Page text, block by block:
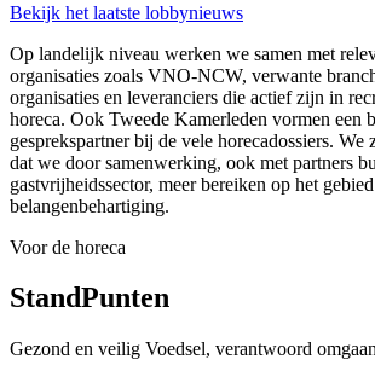
Bekijk het laatste lobbynieuws
Op landelijk niveau werken we samen met
organisaties zoals VNO-NCW, verwante
organisaties en leveranciers die actief zijn in
horeca. Ook Tweede Kamerleden vormen een
gesprekspartner bij de vele horecadossiers.
dat we door samenwerking, ook met partners
gastvrijheidssector, meer bereiken op het
belangenbehartiging.
Voor de horeca
StandPunten
Gezond en veilig Voedsel, verantwoord